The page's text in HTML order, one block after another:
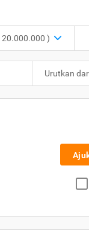
)
Urutkan